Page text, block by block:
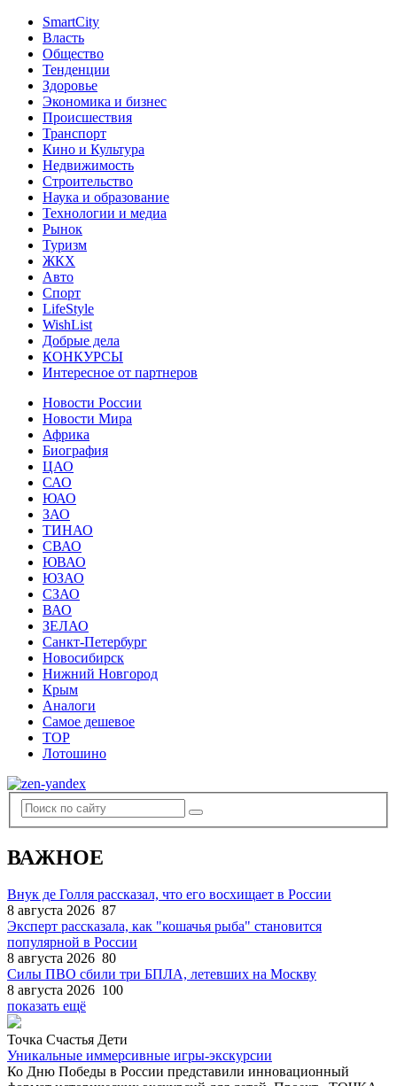
SmartCity
Власть
Общество
Тенденции
Здоровье
Экономика и бизнес
Происшествия
Транспорт
Кино и Культура
Недвижимость
Строительство
Наука и образование
Технологии и медиа
Рынок
Туризм
ЖКХ
Авто
Спорт
LifeStyle
WishList
Добрые дела
КОНКУРСЫ
Интересное от партнеров
Новости России
Новости Мира
Африка
Биография
ЦАО
САО
ЮАО
ЗАО
ТИНАО
СВАО
ЮВАО
ЮЗАО
СЗАО
ВАО
ЗЕЛАО
Санкт-Петербург
Новосибирск
Нижний Новгород
Крым
Аналоги
Самое дешевое
TOP
Лотошино
ВАЖНОЕ
Внук де Голля рассказал, что его восхищает в России
8 августа 2026 87
Эксперт рассказала, как "кошачья рыба" становится
популярной в России
8 августа 2026 80
Силы ПВО сбили три БПЛА, летевших на Москву
8 августа 2026 100
показать ещё
Точка Счастья Дети
Уникальные иммерсивные игры-экскурсии
Ко Дню Победы в России представили инновационный